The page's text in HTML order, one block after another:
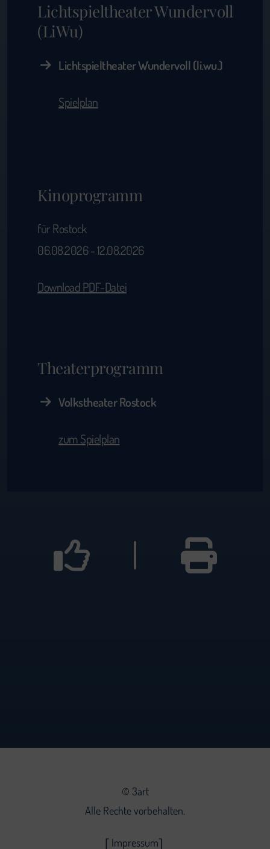
Lichtspieltheater Wundervoll
(LiWu)
Lichtspieltheater Wundervoll (li.wu.)
Spielplan
Kinoprogramm
für Rostock
06.08.2026 - 12.08.2026
Download PDF-Datei
Theaterprogramm
Volkstheater Rostock
zum Spielplan
|
© 3art
Alle Rechte vorbehalten.
Impressum